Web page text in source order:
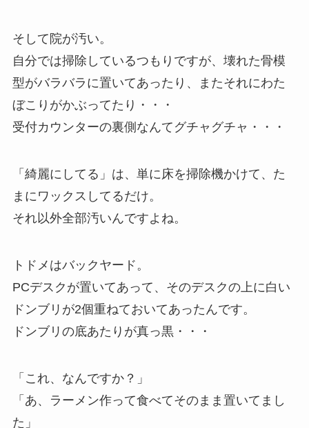
そして院が汚い。
自分では掃除しているつもりですが、壊れた骨模
型がバラバラに置いてあったり、またそれにわた
ぼこりがかぶってたり・・・
受付カウンターの裏側なんてグチャグチャ・・・
「綺麗にしてる」は、単に床を掃除機かけて、た
まにワックスしてるだけ。
それ以外全部汚いんですよね。
トドメはバックヤード。
PCデスクが置いてあって、そのデスクの上に白い
ドンブリが2個重ねておいてあったんです。
ドンブリの底あたりが真っ黒・・・
「これ、なんですか？」
「あ、ラーメン作って食べてそのまま置いてまし
た」